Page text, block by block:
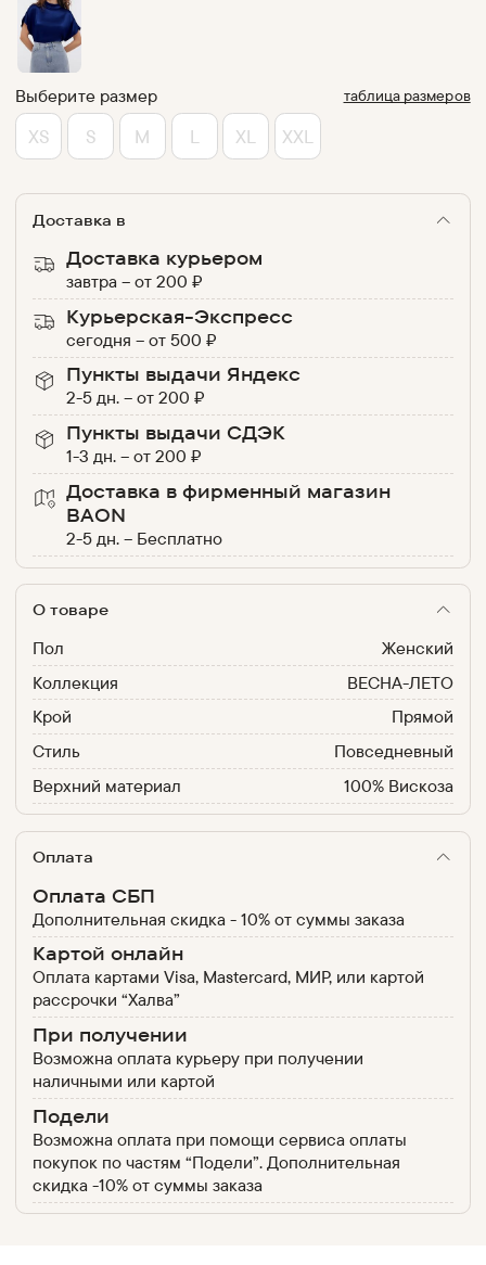
Выберите размер таблица размеров
XS S M L XL XXL
Доставка в
Доставка курьером
завтра –от200 ₽
Курьерская-Экспресс
сегодня –от500 ₽
Пункты выдачи Яндекс
2-5 дн. –от200 ₽
Пункты выдачи СДЭК
1-3 дн. –от200 ₽
Доставка в фирменный магазин
BAON
2-5 дн. – Бесплатно
О товаре
Пол
Женский
Коллекция
ВЕСНА-ЛЕТО
Крой
Прямой
Стиль
Повседневный
Верхний материал
100% Вискоза
Оплата
Оплата СБП
Дополнительная скидка - 10% от суммы заказа
Картой онлайн
Оплата картами Visa, Mastercard, МИР, или картой
рассрочки “Халва”
При получении
Возможна оплата курьеру при получении
наличными или картой
Подели
Возможна оплата при помощи сервиса оплаты
покупок по частям “Подели”. Дополнительная
скидка -10% от суммы заказа